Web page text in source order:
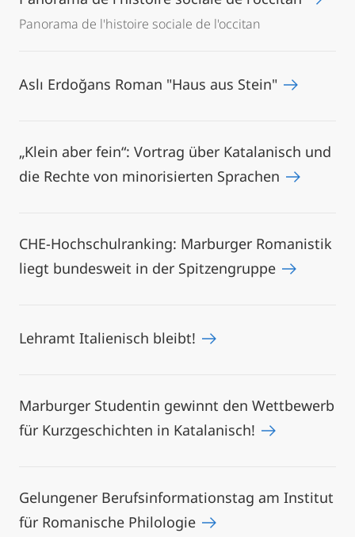
Panorama de l'histoire sociale de l'occitan
Aslı Erdoğans Roman "Haus aus Stein"
„Klein aber fein“: Vortrag über Katalanisch und
die Rechte von minorisierten Sprachen
CHE-Hochschulranking: Marburger Romanistik
liegt bundesweit in der Spitzengruppe
Lehramt Italienisch bleibt!
Marburger Studentin gewinnt den Wettbewerb
für Kurzgeschichten in Katalanisch!
Gelungener Berufsinformationstag am Institut
für Romanische Philologie